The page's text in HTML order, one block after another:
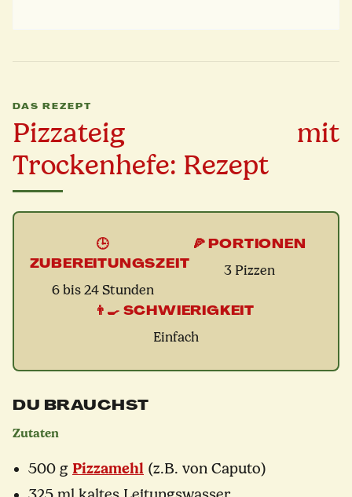
DAS REZEPT
Pizzateig mit
Trockenhefe: Rezept
🕒
ZUBEREITUNGSZEIT
6 bis 24 Stunden
🍕 PORTIONEN
3 Pizzen
👨‍🍳 SCHWIERIGKEIT
Einfach
DU BRAUCHST
Zutaten
500 g Pizzamehl (z.B. von Caputo)